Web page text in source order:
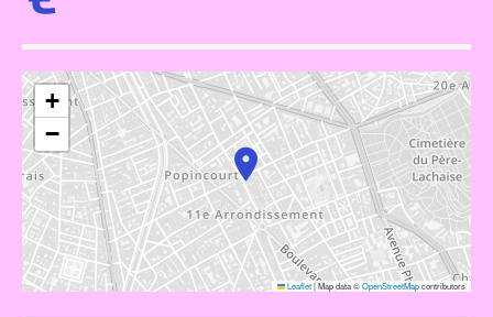
+
−
Leaflet|Map data ©OpenStreetMapcontributors